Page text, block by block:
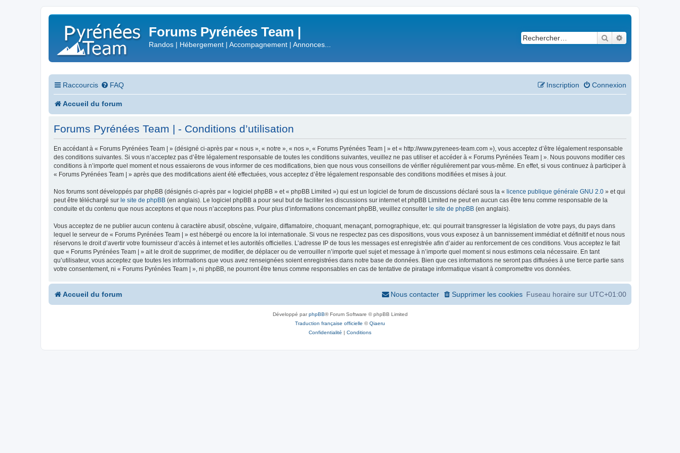
Forums Pyrénées Team |
Randos | Hébergement | Accompagnement | Annonces...
Rechercher
Raccourcis FAQ Connexion
Inscription
Accueil du forum
Forums Pyrénées Team | - Conditions d’utilisation
En accédant à « Forums Pyrénées Team | » (désigné ci-après par « nous », « notre », « nos », « Forums Pyrénées Team | » et « http://www.pyrenees-team.com »), vous acceptez d’être légalement responsable
des conditions suivantes. Si vous n’acceptez pas d’être légalement responsable de toutes les conditions suivantes, veuillez ne pas utiliser et accéder à « Forums Pyrénées Team | ». Nous pouvons modifier ces
conditions à n’importe quel moment et nous essaierons de vous informer de ces modifications, bien que nous vous conseillons de vérifier régulièrement par vous-même. En effet, si vous continuez à participer à
« Forums Pyrénées Team | » après que des modifications aient été effectuées, vous acceptez d’être légalement responsable des conditions modifiées et mises à jour.
Nos forums sont développés par phpBB (désignés ci-après par « logiciel phpBB » et « phpBB Limited ») qui est un logiciel de forum de discussions déclaré sous la « licence publique générale GNU 2.0 » et qui
peut être téléchargé sur le site de phpBB (en anglais). Le logiciel phpBB a pour seul but de faciliter les discussions sur internet et phpBB Limited ne peut en aucun cas être tenu comme responsable de la
conduite et du contenu que nous acceptons et que nous n’acceptons pas. Pour plus d’informations concernant phpBB, veuillez consulter le site de phpBB (en anglais).
Vous acceptez de ne publier aucun contenu à caractère abusif, obscène, vulgaire, diffamatoire, choquant, menaçant, pornographique, etc. qui pourrait transgresser la législation de votre pays, du pays dans
lequel le serveur de « Forums Pyrénées Team | » est hébergé ou encore la loi internationale. Si vous ne respectez pas ces dispositions, vous vous exposez à un bannissement immédiat et définitif et nous nous
réservons le droit d’avertir votre fournisseur d’accès à internet et les autorités officielles. L’adresse IP de tous les messages est enregistrée afin d’aider au renforcement de ces conditions. Vous acceptez le fait
que « Forums Pyrénées Team | » ait le droit de supprimer, de modifier, de déplacer ou de verrouiller n’importe quel sujet et message à n’importe quel moment si nous estimons cela nécessaire. En tant
qu’utilisateur, vous acceptez que toutes les informations que vous avez renseignées soient enregistrées dans notre base de données. Bien que ces informations ne seront pas diffusées à une tierce partie sans
votre consentement, ni « Forums Pyrénées Team | », ni phpBB, ne pourront être tenus comme responsables en cas de tentative de piratage informatique visant à compromettre vos données.
Accueil du forum Fuseau horaire sur UTC+01:00
Supprimer les cookies
Nous contacter
Développé parphpBB® Forum Software © phpBB Limited
Traduction française officielle ©Qiaeru
Confidentialité | Conditions